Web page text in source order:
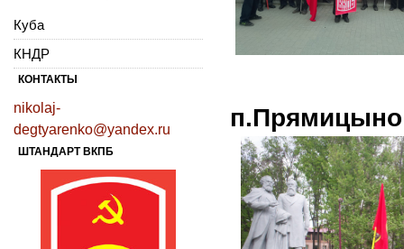
п.Прямицыно
Куба
КНДР
КОНТАКТЫ
nikolaj-
degtyarenko@yandex.ru
ШТАНДАРТ ВКПБ